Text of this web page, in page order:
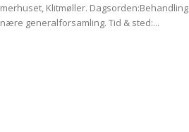
Klitmøller. Dagsorden:Behandling
generalforsamling. Tid & sted:...